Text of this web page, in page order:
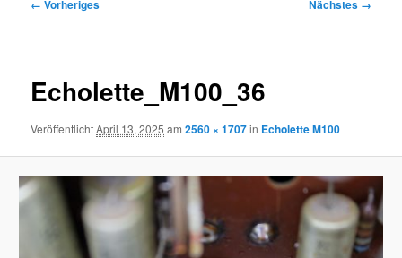
← Vorheriges Nächstes →
Echolette_M100_36
VeröffentlichtApril 13, 2025 am2560 × 1707in Echolette M100